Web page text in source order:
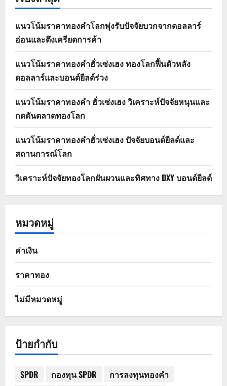
แนวโน้มราคาทองคำโลกพุ่งรับปัจจัยบวกจากดอลลาร์
อ่อนและตึงเครียดการค้า
แนวโน้มราคาทองคำฮั่วเซ่งเฮง ทองโลกฟื้นตัวหลัง
ดอลลาร์และบอนด์ยีลด์ร่วง
แนวโน้มราคาทองคำ ฮั่วเซ่งเฮง วิเคราะห์ปัจจัยหนุนและ
กดดันตลาดทองโลก
แนวโน้มราคาทองคำฮั่วเซ่งเฮง ปัจจัยบอนด์ยีลด์และ
สถานการณ์โลก
วิเคราะห์ปัจจัยทองโลกผันผวนและทิศทาง DXY บอนด์ยีลด์
หมวดหมู่
ค่าเงิน
ราคาทอง
ไม่มีหมวดหมู่
ป้ายกำกับ
SPDR กองทุน SPDR
การลงทุนทองคำ